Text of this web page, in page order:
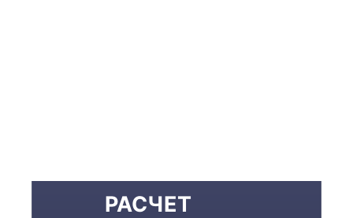
РАСЧЕТ